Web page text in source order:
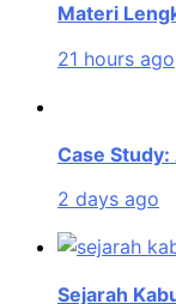
Materi
21 hours ago
Case Study:
2 days ago
Sejarah